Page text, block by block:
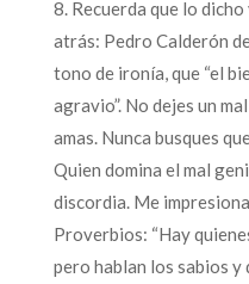
8. Recuerda que lo
atrás: Pedro Calderón
tono de ironía, que “el
agravio”. No dejes un
amas. Nunca busques
Quien domina el mal
discordia. Me
Proverbios: “Hay
pero hablan los sabios y